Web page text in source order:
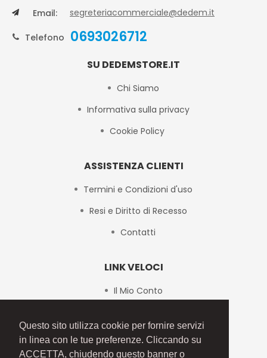
Questo sito utilizza cookie per fornire servizi
in linea con le tue preferenze. Cliccando su
ACCETTA, chiudendo questo banner o
SU DEDEMSTORE.IT
Chi Siamo
Informativa sulla privacy
Cookie Policy
ASSISTENZA CLIENTI
Termini e Condizioni d'uso
Resi e Diritto di Recesso
Contatti
LINK VELOCI
Il Mio Conto
Mappa del Sito
Email: segreteriacommerciale@dedem.it
Telefono 0693026712